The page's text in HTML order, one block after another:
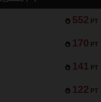
552 PT
170 PT
141 PT
122 PT